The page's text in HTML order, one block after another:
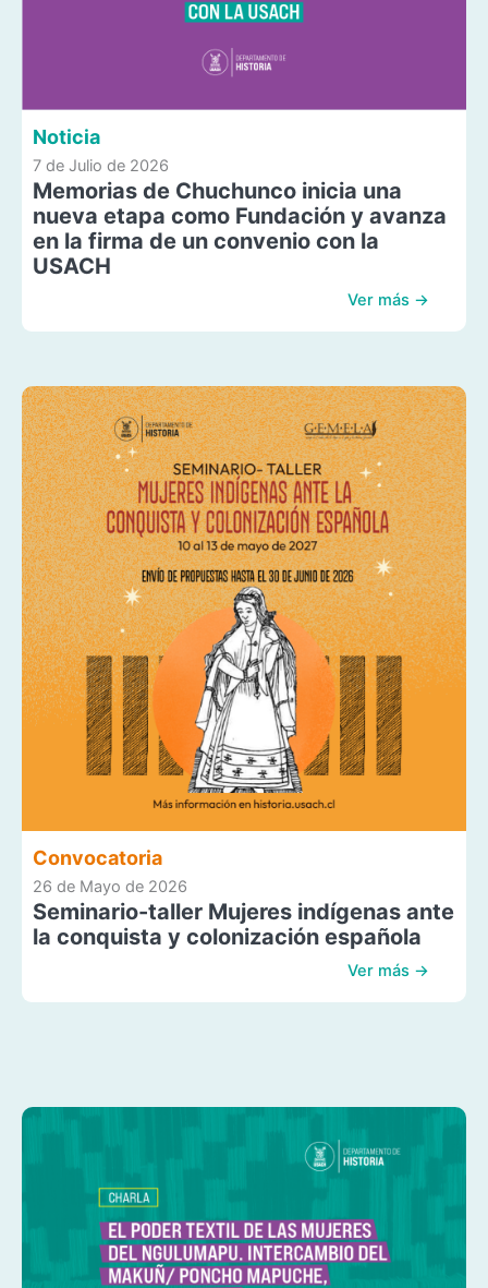
Noticia
7 de Julio de 2026
Memorias de Chuchunco inicia una
nueva etapa como Fundación y avanza
en la firma de un convenio con la
USACH
Ver más →
Convocatoria
26 de Mayo de 2026
Seminario-taller Mujeres indígenas ante
la conquista y colonización española
Ver más →